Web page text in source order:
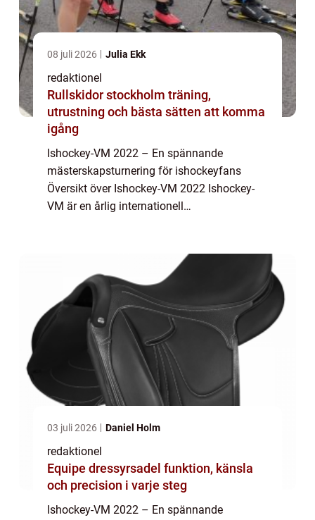
08 juli 2026 Julia Ekk
redaktionel
Rullskidor stockholm träning,
utrustning och bästa sätten att komma
igång
Ishockey-VM 2022 – En spännande
mästerskapsturnering för ishockeyfans
Översikt över Ishockey-VM 2022 Ishockey-
VM är en årlig internationell
03 juli 2026 Daniel Holm
redaktionel
Equipe dressyrsadel funktion, känsla
och precision i varje steg
Ishockey-VM 2022 – En spännande